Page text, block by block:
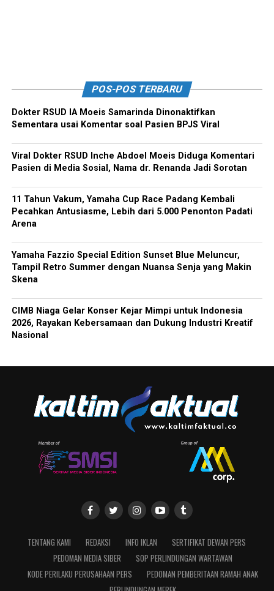
POS-POS TERBARU
Dokter RSUD IA Moeis Samarinda Dinonaktifkan
Sementara usai Komentar soal Pasien BPJS Viral
Viral Dokter RSUD Inche Abdoel Moeis Diduga Komentari
Pasien di Media Sosial, Nama dr. Renanda Jadi Sorotan
11 Tahun Vakum, Yamaha Cup Race Padang Kembali
Pecahkan Antusiasme, Lebih dari 5.000 Penonton Padati
Arena
Yamaha Fazzio Special Edition Sunset Blue Meluncur,
Tampil Retro Summer dengan Nuansa Senja yang Makin
Skena
CIMB Niaga Gelar Konser Kejar Mimpi untuk Indonesia
2026, Rayakan Kebersamaan dan Dukung Industri Kreatif
Nasional
TENTANG KAMI REDAKSI INFO IKLAN
SERTIFIKAT DEWAN PERS
PEDOMAN MEDIA SIBER
SOP PERLINDUNGAN WARTAWAN
KODE PERILAKU PERUSAHAAN PERS
PEDOMAN PEMBERITAAN RAMAH ANAK